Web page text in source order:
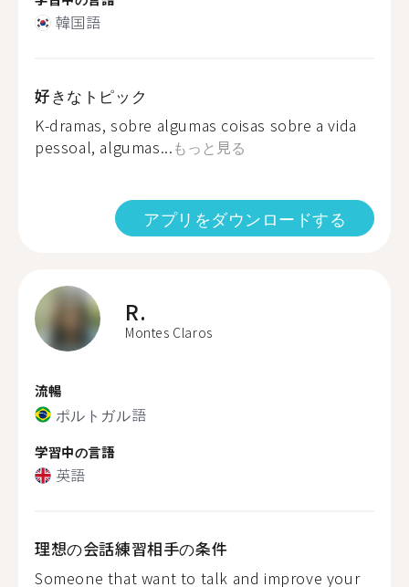
韓国語
好きなトピック
K-dramas, sobre algumas coisas sobre a vida
pessoal, algumas...もっと見る
アプリをダウンロードする
R.
Montes Claros
流暢
ポルトガル語
学習中の言語
英語
理想の会話練習相手の条件
Someone that want to talk and improve your